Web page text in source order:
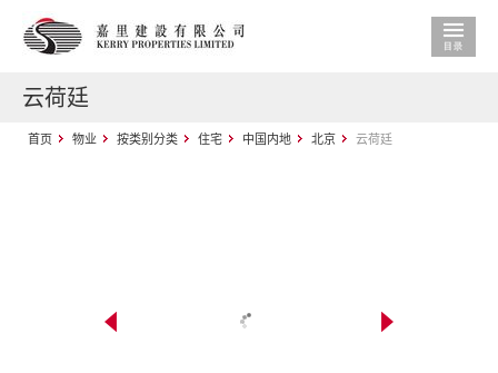
云荷廷
首页 物业 按类别分类 住宅 中国内地 北京 云荷廷